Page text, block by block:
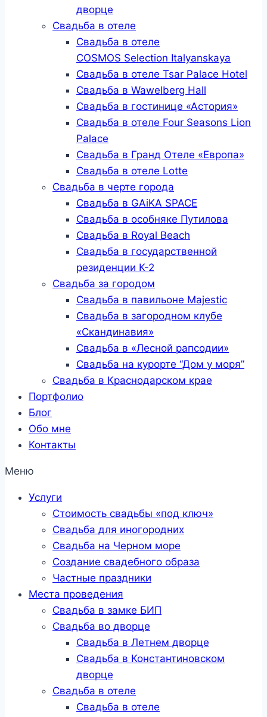
дворце
Свадьба в отеле
Свадьба в отеле
COSMOS Selection Italyanskaya
Свадьба в отеле Tsar Palace Hotel
Свадьба в Wawelberg Hall
Свадьба в гостинице «Астория»
Свадьба в отеле Four Seasons Lion
Palace
Свадьба в Гранд Отеле «Европа»
Свадьба в отеле Lotte
Свадьба в черте города
Свадьба в GAiKA SPACE
Свадьба в особняке Путилова
Свадьба в Royal Beach
Свадьба в государственной
резиденции К-2
Свадьба за городом
Свадьба в павильоне Majestic
Свадьба в загородном клубе
«Скандинавия»
Свадьба в «Лесной рапсодии»
Свадьба на курорте “Дом у моря”
Свадьба в Краснодарском крае
Портфолио
Блог
Обо мне
Контакты
Меню
Услуги
Стоимость свадьбы «под ключ»
Свадьба для иногородних
Свадьба на Черном море
Создание свадебного образа
Частные праздники
Места проведения
Свадьба в замке БИП
Свадьба во дворце
Свадьба в Летнем дворце
Свадьба в Константиновском
дворце
Свадьба в отеле
Свадьба в отеле